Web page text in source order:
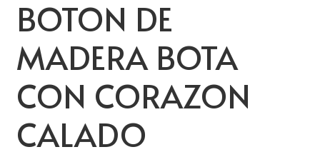
BOTON DE
MADERA BOTA
CON CORAZON
CALADO